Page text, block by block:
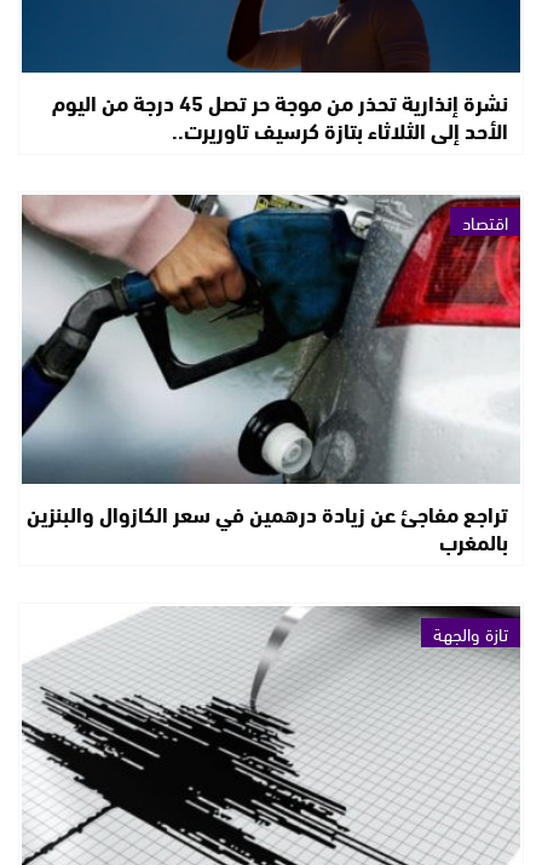
نشرة إنذارية تحذر من موجة حر تصل 45 درجة من اليوم
الأحد إلى الثلاثاء بتازة كرسيف تاوريرت..
اقتصاد
تراجع مفاجئ عن زيادة درهمين في سعر الكازوال والبنزين
بالمغرب
تازة والجهة